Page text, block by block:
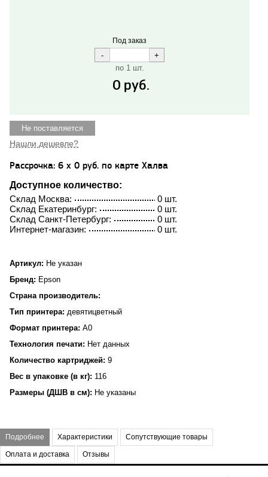
Под заказ
по 1 шт.
0 руб.
Не поставляется
Нашли дешевле?
Рассрочка: 6 x 0 руб. по карте Халва
Доступное количество:
0 шт.
Склад Москва:
0 шт.
Склад Екатеринбург:
0 шт.
Склад Санкт-Петербург:
0 шт.
Интернет-магазин:
Артикул: Не указан
Бренд: Epson
Страна производитель:
Тип принтера: девятицветный
Формат принтера: A0
Технология печати: Нет данных
Количество картриджей: 9
Вес в упаковке (в кг): 116
Размеры (ДШВ в см): Не указаны
Подробнее Характеристики Сопутствующие товары
Оплата и доставка Отзывы